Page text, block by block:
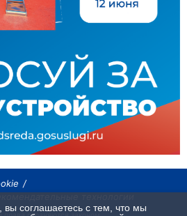
права охраняются законом.
соглашаетесь с тем, что мы